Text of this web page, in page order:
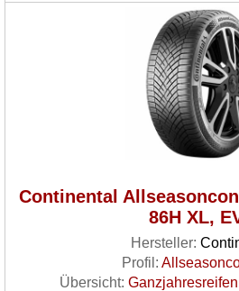
Continental
86H XL,
Hersteller:
Profil:
Übersicht: